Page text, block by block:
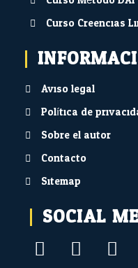
Curso Creencias
Aviso legal
Política de
Sobre el autor
Contacto
Sitemap
SOCIAL